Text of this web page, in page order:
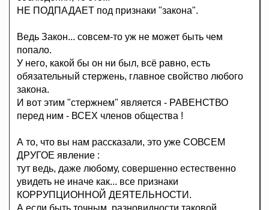
НЕ ПОДПАДАЕТ под признаки "закона".
Ведь Закон... совсем-то уж не может быть чем
попало.
У него, какой бы он ни был, всё равно, есть
обязательный стержень, главное свойство любого
закона.
И вот этим "стержнем" является - РАВЕНСТВО
перед ним - ВСЕХ членов общества !
А то, что вы нам рассказали, это уже СОВСЕМ
ДРУГОЕ явление :
тут ведь, даже любому, совершенно естественно
увидеть не иначе как... все признаки
КОРРУПЦИОННОЙ ДЕЯТЕЛЬНОСТИ.